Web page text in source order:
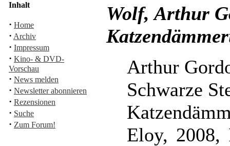
Inhalt
· Home
· Archiv
· Impressum
· Kino- & DVD-
Vorschau
· News melden
· Newsletter abonnieren
· Rezensionen
· Suche
· Zum Forum!
Wolf, Arthur
Arthur
Schwarze
Eloy, 2008,